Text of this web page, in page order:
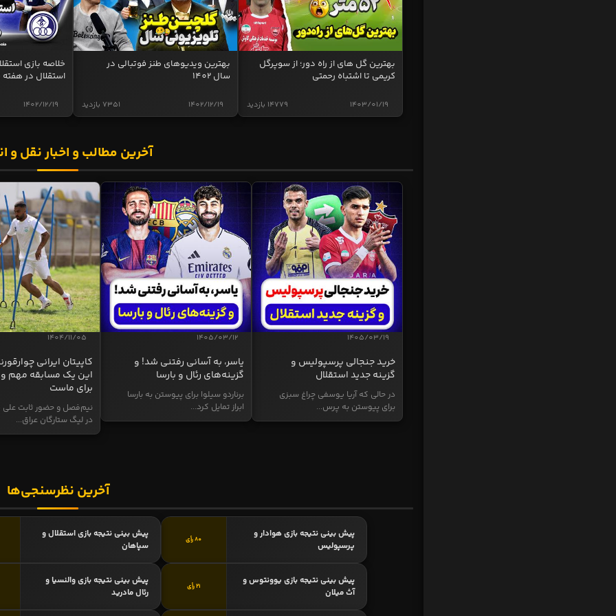
بهترین گل های از راه دور؛ از سوپرگل
کریمی تا اشتباه رحمتی
14779 بازدید 1403/01/19
بهترین ویدیوهای طنز فوتبالی در
سال 1402
7351 بازدید 1402/12/19
استقلال در
1402/12/19
آخرین مطالب و اخبار نقل و
1405/03/19
خرید جنجالی پرسپولیس و
گزینه جدید استقلال
در حالی که آریا یوسفی چراغ سبزی
برای پیوستن به پرس...
1405/03/12
یاسر، به آسانی رفتنی شد! و
گزینه‌های رئال و بارسا
برناردو سیلوا برای پیوستن به بارسا
ابراز تمایل کرد...
1404/11/05
کاپیتان ایرانی
این یک مسابقه مهم و
برای ماست
نیم‌فصل و حضور ثابت علی
در لیگ ستارگان عراق...
آخرین نظرسنجی‌ها
پیش بینی نتیجه بازی هوادار و
پرسپولیس
80 رأی
پیش بینی نتیجه بازی استقلال و
سپاهان
پیش بینی نتیجه بازی یوونتوس و
آث میلان
21 رأی
پیش بینی نتیجه بازی والنسیا و
رئال مادرید